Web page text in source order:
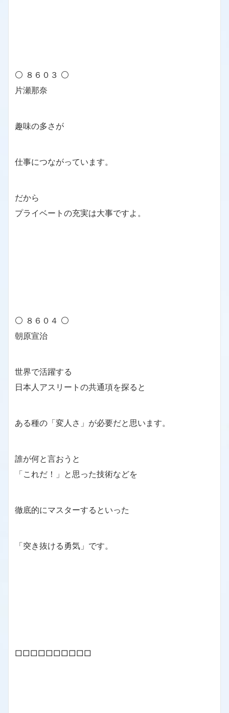
⚪ ８６０３ ⚪
片瀬那奈
趣味の多さが
仕事につながっています。
だから
プライベートの充実は大事ですよ。
⚪ ８６０４ ⚪
朝原宣治
世界で活躍する
日本人アスリートの共通項を探ると
ある種の「変人さ」が必要だと思います。
誰が何と言おうと
「これだ！」と思った技術などを
徹底的にマスターするといった
「突き抜ける勇気」です。
□□□□□□□□□□